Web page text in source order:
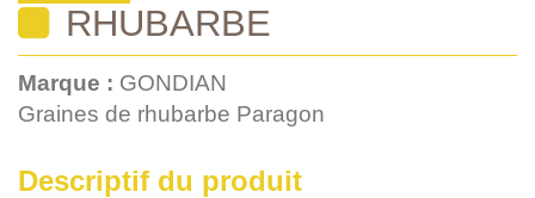
RHUBARBE
Marque : GONDIAN
Graines de rhubarbe Paragon
Descriptif du produit